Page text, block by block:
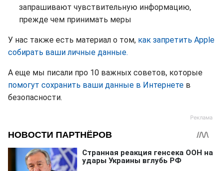
запрашивают чувствительную информацию,
прежде чем принимать меры
У нас также есть материал о том, как запретить Apple
собирать ваши личные данные.
А еще мы писали про 10 важных советов, которые
помогут сохранить ваши данные в Интернете в
безопасности.